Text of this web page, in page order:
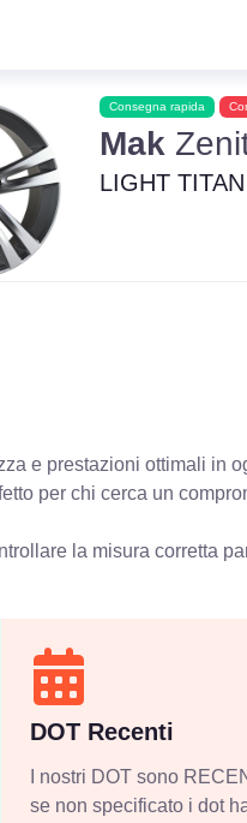
Consegna rapida
Mak
LIGHT TITAN
e prestazioni ottimali in
per chi cerca un
la misura corretta
DOT Recenti
I nostri DOT sono
se non specificato i dot